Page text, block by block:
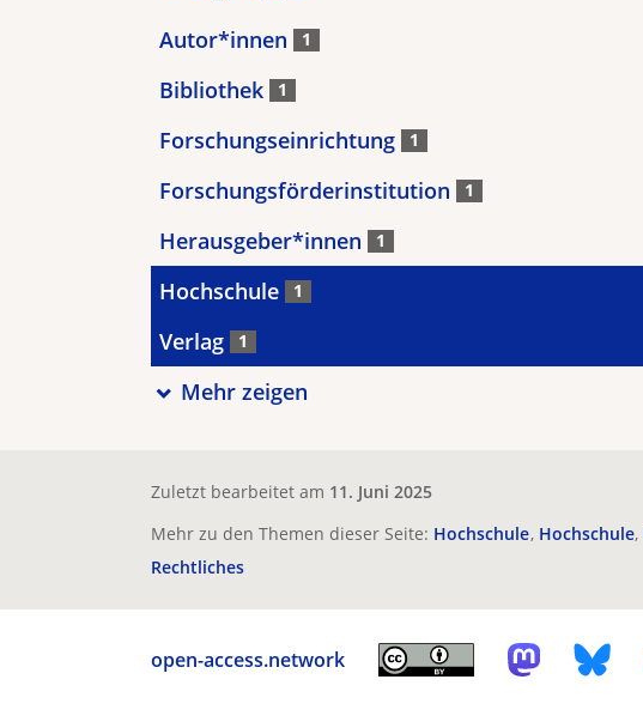
Autor*innen 1
Bibliothek 1
Forschungseinrichtung 1
Forschungsförderinstitution 1
Herausgeber*innen 1
Hochschule 1
Verlag 1
Mehr zeigen
Zuletzt bearbeitet am 11. Juni 2025
Mehr zu den Themen dieser Seite: Hochschule Hochschule
Rechtliches
open-access.network